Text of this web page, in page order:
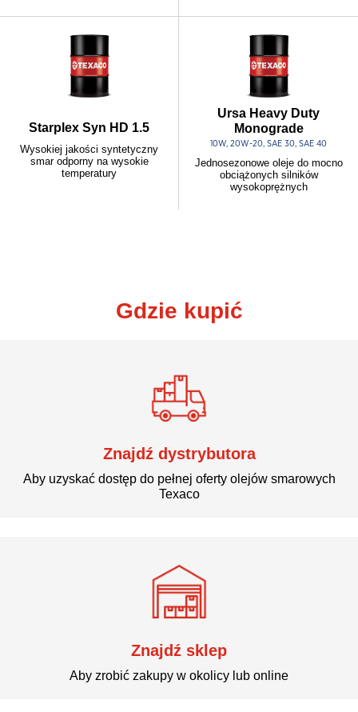
Starplex Syn HD 1.5
Wysokiej jakości syntetyczny
smar odporny na wysokie
temperatury
Ursa Heavy Duty
Monograde
10W, 20W-20, SAE 30, SAE 40
Jednosezonowe oleje do mocno
obciążonych silników
wysokoprężnych
Gdzie kupić
Znajdź dystrybutora
Aby uzyskać dostęp do pełnej oferty olejów smarowych
Texaco
Znajdź sklep
Aby zrobić zakupy w okolicy lub online
Bądźmy w kontakcie